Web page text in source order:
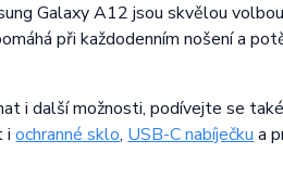
Galaxy A12 jsou skvělou
při každodenním nošení a
i další možnosti, podívejte se
iochranné sklo, USB-C nabíječku a